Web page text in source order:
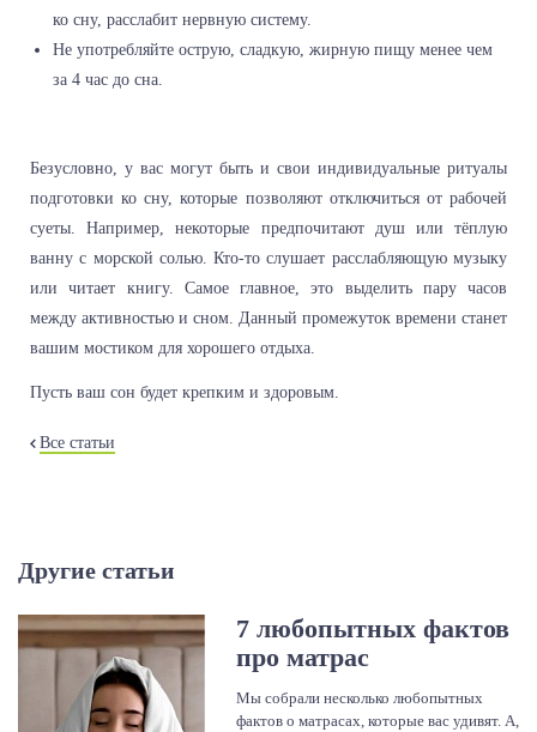
ко сну, расслабит нервную систему.
Не употребляйте острую, сладкую, жирную пищу менее чем
за 4 час до сна.
Безусловно, у вас могут быть и свои индивидуальные ритуалы
подготовки ко сну, которые позволяют отключиться от рабочей
суеты. Например, некоторые предпочитают душ или тёплую
ванну с морской солью. Кто-то слушает расслабляющую музыку
или читает книгу. Самое главное, это выделить пару часов
между активностью и сном. Данный промежуток времени станет
вашим мостиком для хорошего отдыха.
Пусть ваш сон будет крепким и здоровым.
Все статьи
Другие статьи
7 любопытных фактов
про матрас
Мы собрали несколько любопытных
фактов о матрасах, которые вас удивят. А,